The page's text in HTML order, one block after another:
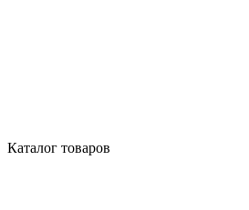
Каталог товаров